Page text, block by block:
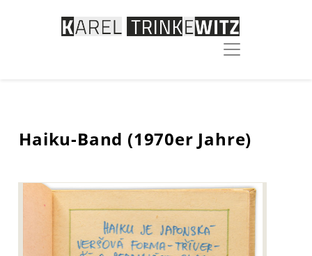
Haiku-Band (1970er Jahre)